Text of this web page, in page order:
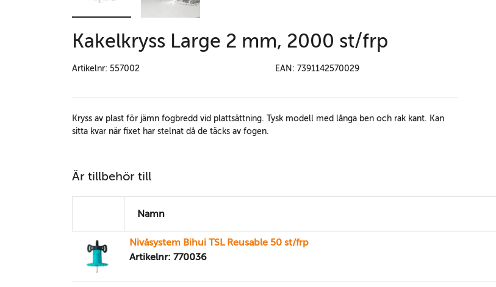
Kakelkryss Large 2 mm, 2000 st/frp
Artikelnr: 557002 EAN: 7391142570029
Kryss av plast för jämn fogbredd vid plattsättning. Tysk modell med långa ben och rak kant. Kan
sitta kvar när fixet har stelnat då de täcks av fogen.
Är tillbehör till
Namn
Nivåsystem Bihui TSL Reusable 50 st/frp
Artikelnr: 770036